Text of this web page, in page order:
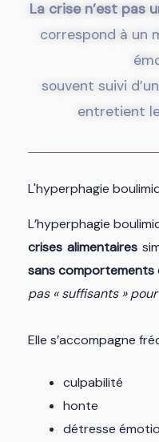
La crise n’est pas
correspond à un
souvent suivi
entretient
L'hyperphagie
L’hyperphagie
crises alimentaires
sans comportements
pas « suffisants »
Elle s’accompagne
culpabilité
honte
détresse